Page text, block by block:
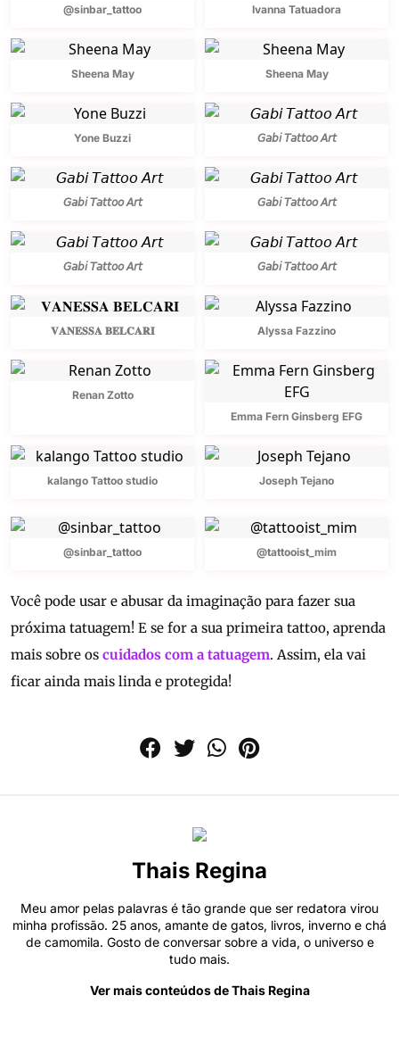
@sinbar_tattoo Ivanna Tatuadora
Sheena May Sheena May
Yone Buzzi 𝘎𝘢𝘣𝘪 𝘛𝘢𝘵𝘵𝘰𝘰 𝘈𝘳𝘵
𝘎𝘢𝘣𝘪 𝘛𝘢𝘵𝘵𝘰𝘰 𝘈𝘳𝘵 𝘎𝘢𝘣𝘪 𝘛𝘢𝘵𝘵𝘰𝘰 𝘈𝘳𝘵
𝘎𝘢𝘣𝘪 𝘛𝘢𝘵𝘵𝘰𝘰 𝘈𝘳𝘵 𝘎𝘢𝘣𝘪 𝘛𝘢𝘵𝘵𝘰𝘰 𝘈𝘳𝘵
𝐕𝐀𝐍𝐄𝐒𝐒𝐀 𝐁𝐄𝐋𝐂𝐀𝐑𝐈 Alyssa Fazzino
Renan Zotto
Emma Fern Ginsberg EFG
kalango Tattoo studio Joseph Tejano
@sinbar_tattoo @tattooist_mim
Você pode usar e abusar da imaginação para fazer sua
próxima tatuagem! E se for a sua primeira tattoo, aprenda
mais sobre os cuidados com a tatuagem. Assim, ela vai
ficar ainda mais linda e protegida!
Thais Regina
Meu amor pelas palavras é tão grande que ser redatora virou
minha profissão. 25 anos, amante de gatos, livros, inverno e chá
de camomila. Gosto de conversar sobre a vida, o universo e
tudo mais.
Ver mais conteúdos de Thais Regina